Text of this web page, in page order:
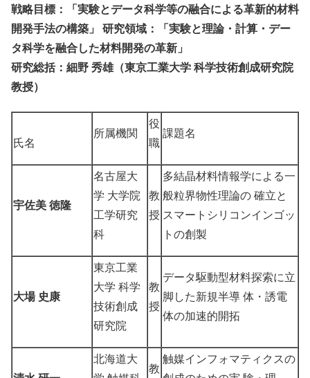
戦略目標：「実験とデータ科学等の融合による革新的材料
開発手法の構築」 研究領域：「実験と理論・計算・デー
タ科学を融合した材料開発の革新」
研究総括：細野 秀雄（東京工業大学 科学技術創成研究院
教授）
氏名
所属機関
役
職
課題名
宇佐美 徳隆
名古屋大
学 大学院
工学研究
科
教
授
多結晶材料情報学による一
般粒界物性理論の 確立と
スマートシリコンインゴッ
トの創製
大場 史康
東京工業
大学 科学
技術創成
研究院
教
授
データ駆動型材料探索に立
脚した新規半導 体・誘電
体の加速的開拓
北海道大
教
触媒インフォマティクスの